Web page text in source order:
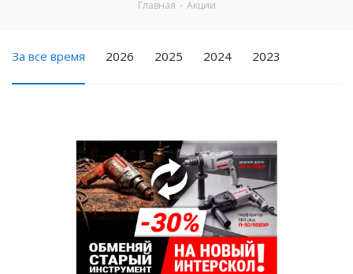
Главная - Акции
За все время 2026 2025 2024 2023